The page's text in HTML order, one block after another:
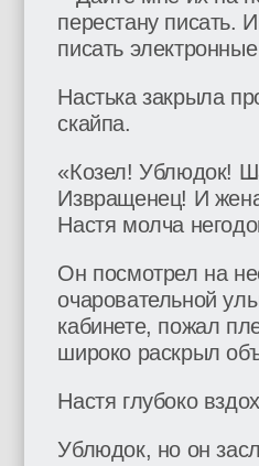
перестану писать.
писать
Настька закрыла
скайпа.
«Козел! Ублюдок!
Извращенец! И
Настя молча
Он посмотрел на
очаровательной
кабинете, пожал
широко раскрыл
Настя глубоко
Ублюдок, но он